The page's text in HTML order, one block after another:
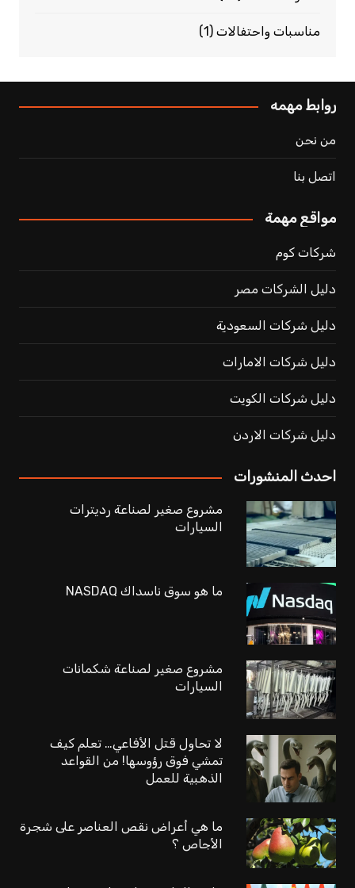
مناسبات واحتفالات(1)
روابط مهمه
من نحن
اتصل بنا
مواقع مهمة
شركات كوم
دليل الشركات مصر
دليل شركات السعودية
دليل شركات الامارات
دليل شركات الكويت
دليل شركات الاردن
احدث المنشورات
مشروع صغير لصناعة رديترات
السيارات
ما هو سوق ناسداك NASDAQ
مشروع صغير لصناعة شكمانات
السيارات
لا تحاول قتل الأفاعي… تعلم كيف
تمشي فوق رؤوسها! من القواعد
الذهبية للعمل
ما هي أعراض نقص العناصر على شجرة
الأجاص ؟